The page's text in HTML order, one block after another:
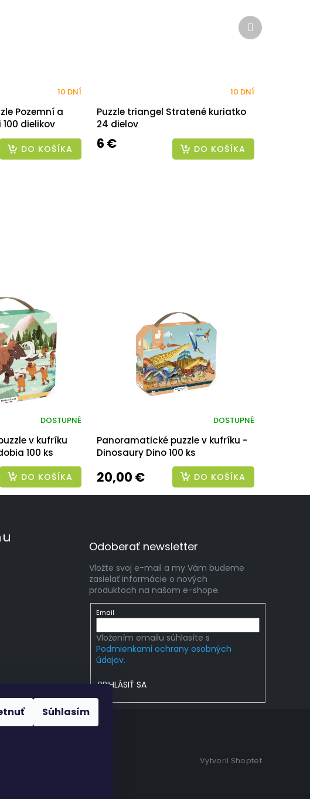
Súhlasím
Pozemní a
dielikov
10 DNÍ
DO KOŠÍKA
Puzzle triangel Stratené kuriatko
24 dielov
10 DNÍ
6 € DO KOŠÍKA
Ďalší
produkt
v kufríku
100 ks
DOSTUPNÉ
DO KOŠÍKA
Panoramatické puzzle v kufríku -
Dinosaury Dino 100 ks
DOSTUPNÉ
20,00 € DO KOŠÍKA
Odoberať newsletter
Vložte svoj e-mail a my Vám budeme
zasielať informácie o nových
produktoch na našom e-shope.
Email
Vložením emailu súhlasíte s
Podmienkami ochrany osobných
údajov.
PRIHLÁSIŤ SA
Vytvoril Shoptet